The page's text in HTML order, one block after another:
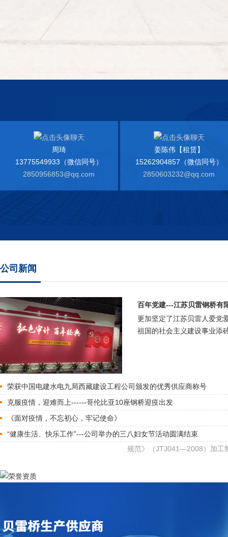
周琦
13775549933（微信同号）
2850956853@qq.com
姜陈伟【租赁】
15262904857（微信同号）
2850603232@qq.com
公司新闻
百年党建---江苏贝雷钢桥有
更加坚定了江苏贝雷人爱党
祖国的社会主义建设事业添
荣获中国电建水电九局西藏建设工程公司颁发的优秀供应商称号
克服疫情，迎难而上------哥伦比亚10座钢桥迎疫出发
《面对疫情，不忘初心，牢记使命》
“健康生活、快乐工作”---公司举办的三八妇女节活动圆满结束
规范》（JTJ041—2008）加工